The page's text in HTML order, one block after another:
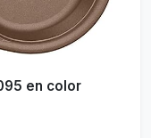
en color